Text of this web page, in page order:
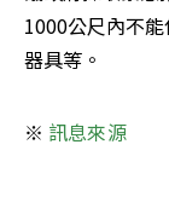
1000公尺內不
器具等。
※ 訊息來源